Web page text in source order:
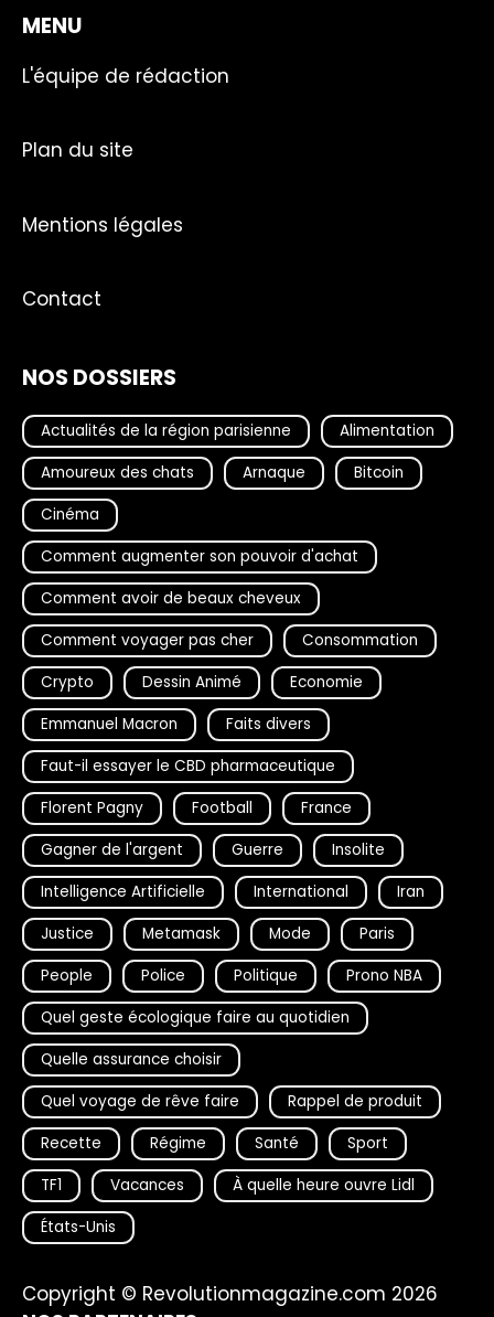
MENU
L'équipe de rédaction
Plan du site
Mentions légales
Contact
NOS DOSSIERS
Actualités de la région parisienne
Alimentation
Amoureux des chats
Arnaque
Bitcoin
Cinéma
Comment augmenter son pouvoir d'achat
Comment avoir de beaux cheveux
Comment voyager pas cher
Consommation
Crypto
Dessin Animé
Economie
Emmanuel Macron
Faits divers
Faut-il essayer le CBD pharmaceutique
Florent Pagny
Football
France
Gagner de l'argent
Guerre
Insolite
Intelligence Artificielle
International
Iran
Justice
Metamask Mode
Paris
People
Police Politique
Prono NBA
Quel geste écologique faire au quotidien
Quelle assurance choisir
Quel voyage de rêve faire
Rappel de produit
Recette
Régime Santé
Sport
TF1
Vacances
À quelle heure ouvre Lidl
États-Unis
Copyright © Revolutionmagazine.com 2026